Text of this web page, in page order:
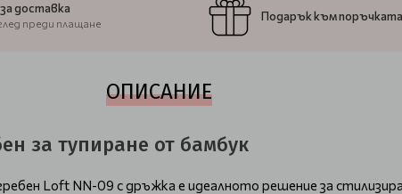
доставка
преди плащане
Подарък към поръчката
ОПИСАНИЕ
за тупиране от бамбук
Loft NN-09 с дръжка е идеалното решение за